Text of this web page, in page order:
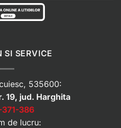
SI SERVICE
535600:
19, jud. Harghita
386
de lucru: